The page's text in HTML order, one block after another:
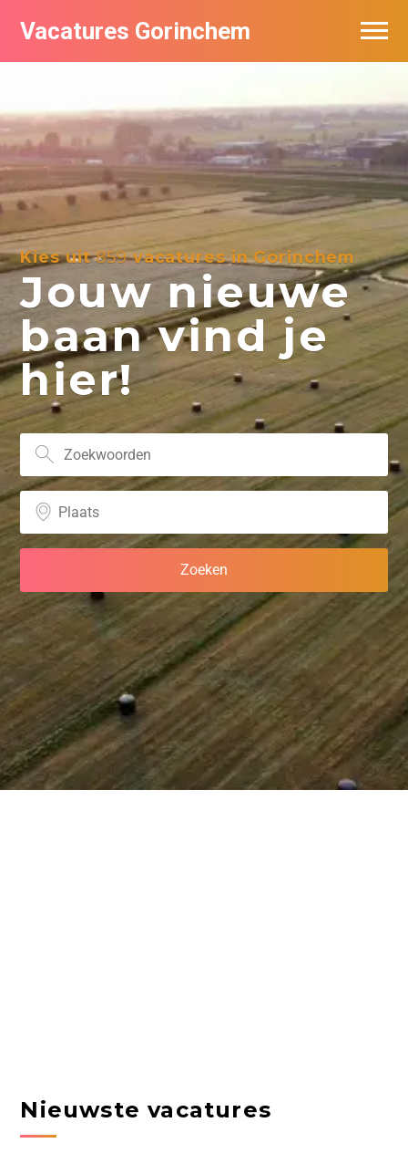
Vacatures Gorinchem
Kies uit859vacatures in Gorinchem
Jouw nieuwe
baan vind je
hier!
Nieuwste vacatures
Vacatures bij bedrijven in Gorinchem
De populairste vacatures in Gorinchem
Nieuwsbrief feed